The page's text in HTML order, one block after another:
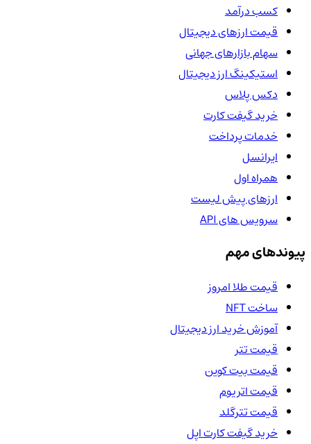
کسب درآمد
قیمت ارزهای دیجیتال
سهام بازارهای جهانی
استیکینگ ارز دیجیتال
دکس پلاس
خرید گیفت کارت
خدمات پرداخت
ایرانسل
همراه اول
ارزهای پیش لیست
سرویس های API
پیوندهای مهم
قیمت طلا امروز
ساخت NFT
آموزش خرید ارز دیجیتال
قیمت تتر
قیمت بیت کوین
قیمت اتریوم
قیمت تترگلد
خرید گیفت کارت اپل